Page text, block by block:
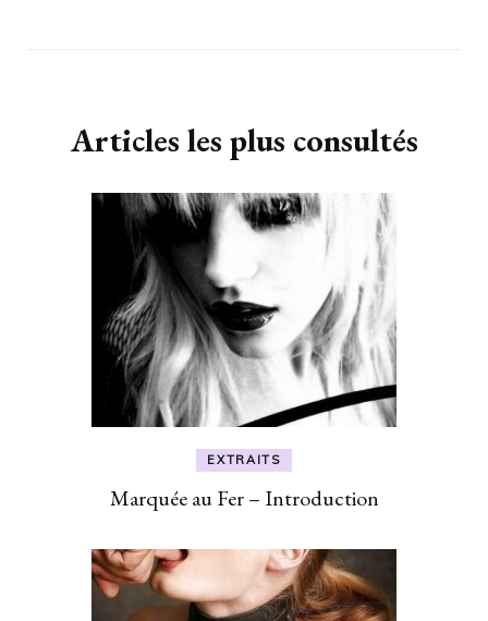
Articles les plus consultés
EXTRAITS
Marquée au Fer – Introduction